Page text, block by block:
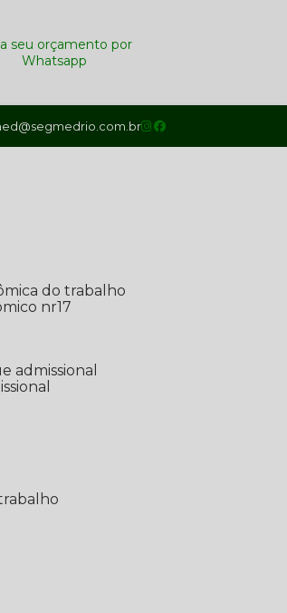
seu orçamento por
Whatsapp
do trabalho
nr17
admissional